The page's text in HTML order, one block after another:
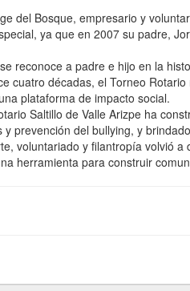
del Bosque, empresario y
ya que en 2007 su padre,
reconoce a padre e hijo en la
cuatro décadas, el Torneo
plataforma de impacto social.
Saltillo de Valle Arizpe ha
prevención del bullying, y
voluntariado y filantropía volvió
herramienta para construir